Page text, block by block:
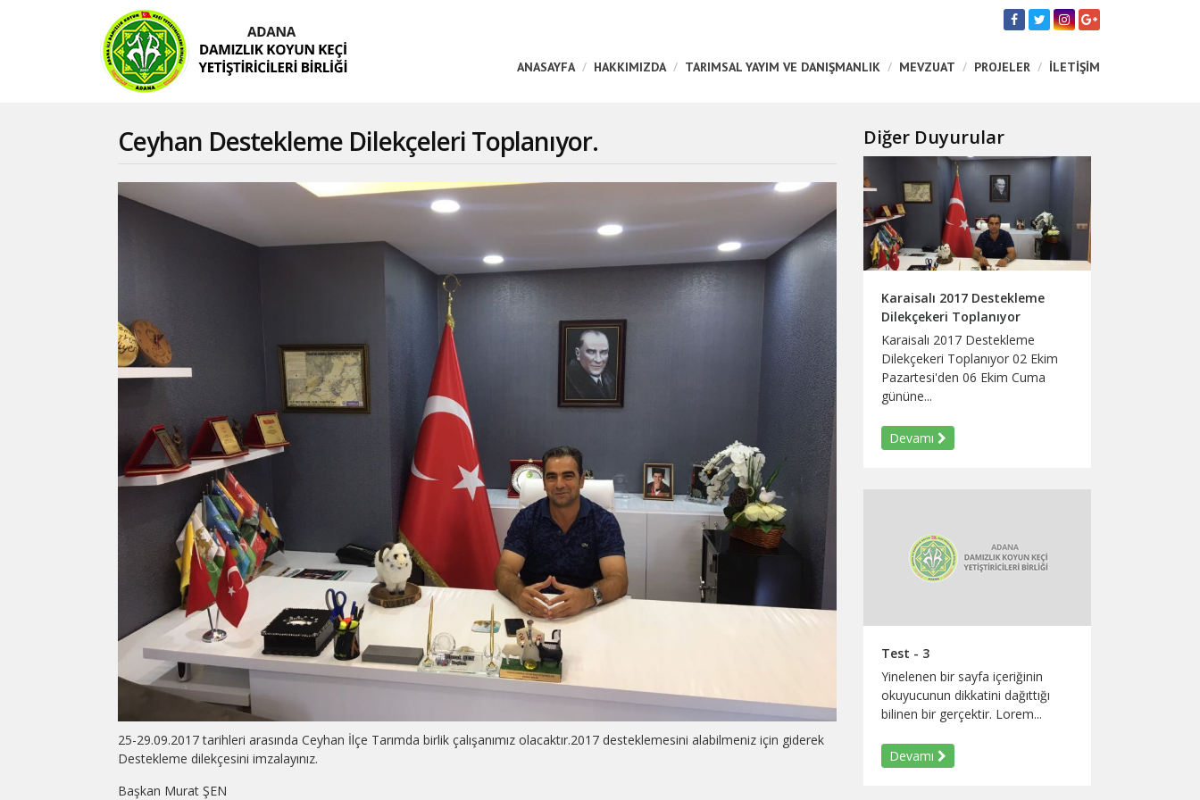
ANASAYFA HAKKIMIZDA TARIMSAL YAYIM VE DANIŞMANLIK MEVZUAT PROJELER İLETİŞİM
Ceyhan Destekleme Dilekçeleri Toplanıyor.
25-29.09.2017 tarihleri arasında Ceyhan İlçe Tarımda birlik çalışanımız olacaktır.2017 desteklemesini alabilmeniz için giderek
Destekleme dilekçesini imzalayınız.
Başkan Murat ŞEN
Diğer Duyurular
Karaisalı 2017 Destekleme
Dilekçekeri Toplanıyor
Karaisalı 2017 Destekleme
Dilekçekeri Toplanıyor 02 Ekim
Pazartesi'den 06 Ekim Cuma
gününe...
Devamı
Test - 3
Yinelenen bir sayfa içeriğinin
okuyucunun dikkatini dağıttığı
bilinen bir gerçektir. Lorem...
Devamı